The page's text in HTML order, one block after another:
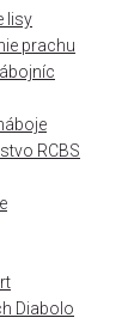
lisy
prachu
RCBS
Diabolo